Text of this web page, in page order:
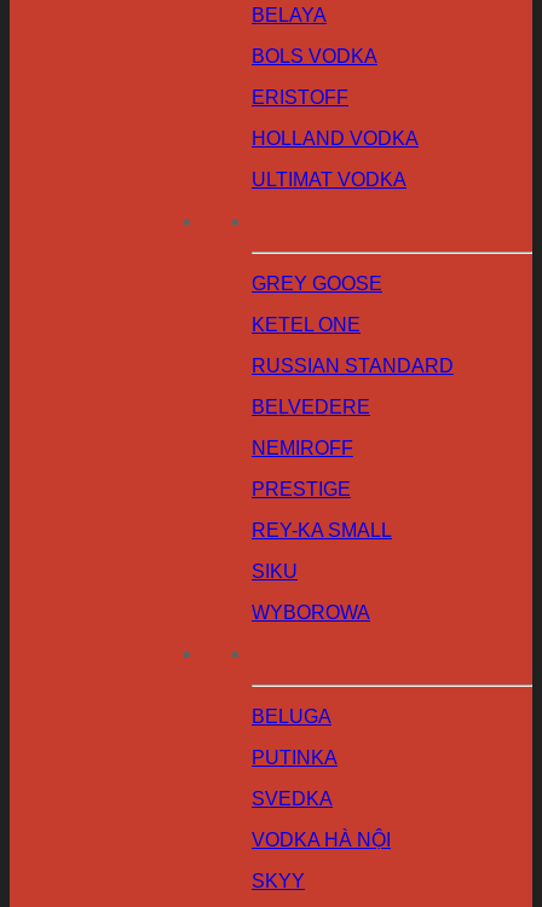
BELAYA
BOLS VODKA
ERISTOFF
HOLLAND VODKA
ULTIMAT VODKA
GREY GOOSE
KETEL ONE
RUSSIAN STANDARD
BELVEDERE
NEMIROFF
PRESTIGE
REY-KA SMALL
SIKU
WYBOROWA
BELUGA
PUTINKA
SVEDKA
VODKA HÀ NỘI
SKYY